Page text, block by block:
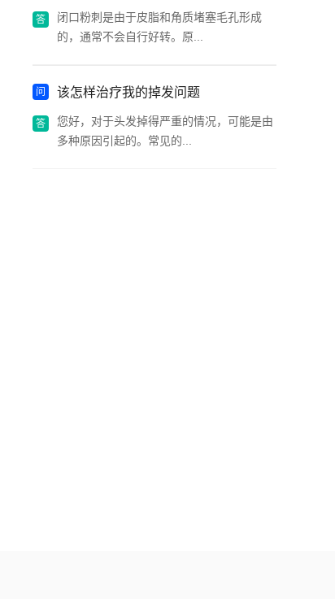
闭口粉刺是由于皮脂和角质堵塞毛孔形成
的，通常不会自行好转。原...
该怎样治疗我的掉发问题
您好，对于头发掉得严重的情况，可能是由
多种原因引起的。常见的...